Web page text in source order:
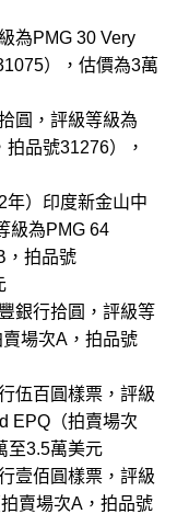
為PMG 30 Very
），估價為3萬
圓，評級等級為
品號31276），
年）印度新金山中
級為PMG 64
，拍品號
銀行拾圓，評級等
場次A，拍品號
伍百圓樣票，評級
EPQ（拍賣場次
至3.5萬美元
壹佰圓樣票，評級
賣場次A，拍品號